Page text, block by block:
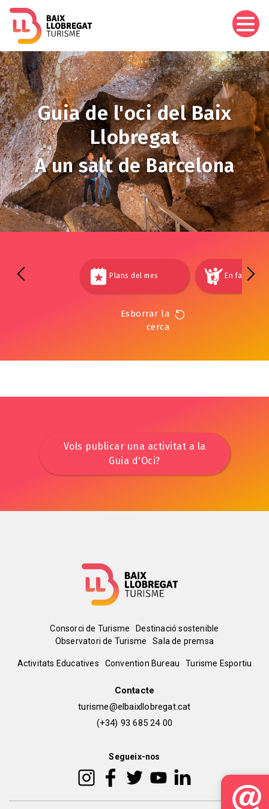
Imagen
Guia de l'oci del Baix
Llobregat
A un salt de Barcelona
Plans del mes En família
Esborrar la
cerca
Vols publicar una activitat a la
Guia d'Oci?
Menú
del
Consorci de Turisme
Destinació sostenible
Observatori de Turisme
Sala de premsa
Peu
Activitats Educatives Convention Bureau Turisme Esportiu
Contacte
turisme@elbaixllobregat.cat
(+34) 93 685 24 00
Segueix-nos